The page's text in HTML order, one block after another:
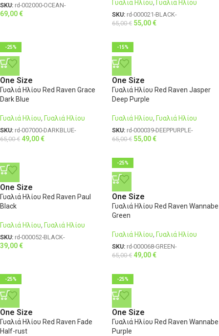
SKU: rd-002000-OCEAN-
69,00€
Γυαλιά Ηλίου, Γυαλιά Ηλίου
SKU: rd-000021-BLACK-
65,00€ 55,00€
-25%
One Size
Γυαλιά Ηλίου Red Raven Grace
Dark Blue
Γυαλιά Ηλίου, Γυαλιά Ηλίου
SKU: rd-007000-DARKBLUE-
65,00€ 49,00€
-15%
One Size
Γυαλιά Ηλίου Red Raven Jasper
Deep Purple
Γυαλιά Ηλίου, Γυαλιά Ηλίου
SKU: rd-000039-DEEPPURPLE-
65,00€ 55,00€
One Size
Γυαλιά Ηλίου Red Raven Paul
Black
Γυαλιά Ηλίου, Γυαλιά Ηλίου
SKU: rd-000052-BLACK-
39,00€
-25%
One Size
Γυαλιά Ηλίου Red Raven Wannabe
Green
Γυαλιά Ηλίου, Γυαλιά Ηλίου
SKU: rd-000068-GREEN-
65,00€ 49,00€
-25%
One Size
Γυαλιά Ηλίου Red Raven Fade
Half-rust
-25%
One Size
Γυαλιά Ηλίου Red Raven Wannabe
Purple